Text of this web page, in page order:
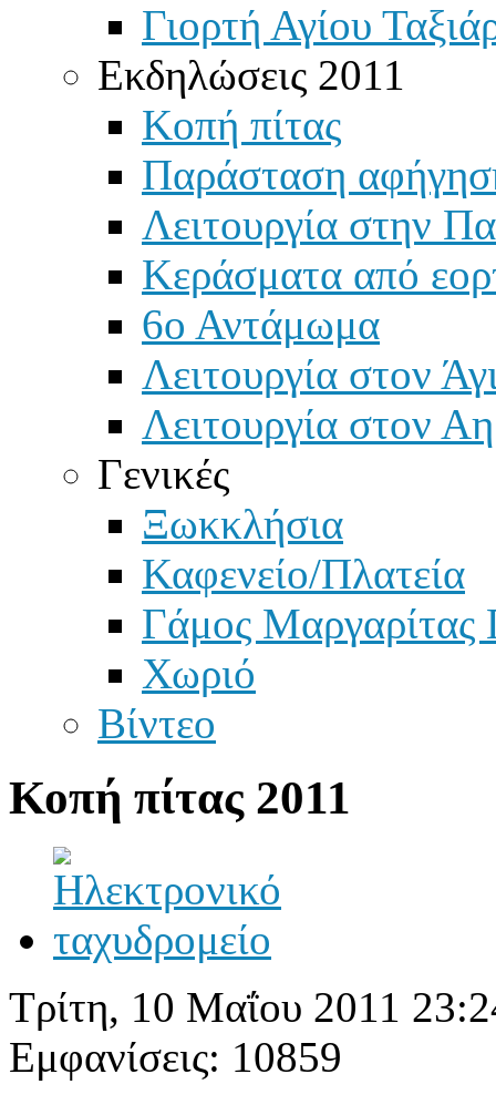
Γιορτή Αγίου
Εκδηλώσεις 2011
Κοπή πίτας
Παράσταση
Λειτουργία στην
Κεράσματα από
6ο Αντάμωμα
Λειτουργία στον
Λειτουργία στον
Γενικές
Ξωκκλήσια
Καφενείο/Πλατεία
Γάμος
Χωριό
Βίντεο
Κοπή πίτας 2011
Τρίτη, 10 Μαΐου 2011
Εμφανίσεις: 10859